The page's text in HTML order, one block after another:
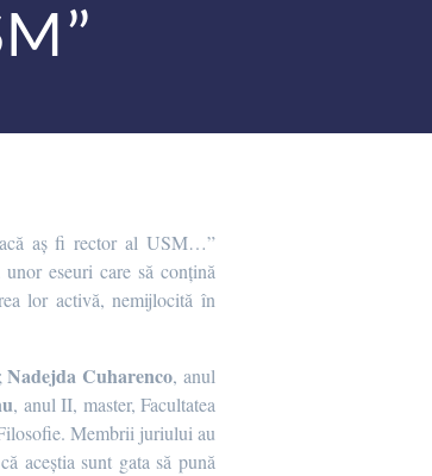
aș fi rector al USM…”
eseuri care să conțină
lor activă, nemijlocită în
Nadejda Cuharenco, anul
, anul II, master, Facultatea
Membrii juriului au
aceștia sunt gata să pună